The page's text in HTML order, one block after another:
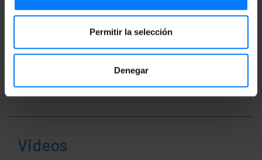
Permitir la selección
Denegar
Videos